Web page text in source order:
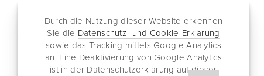
Durch die Nutzung dieser Website erkennen
Sie die Datenschutz- und Cookie-Erklärung
sowie das Tracking mittels Google Analytics
an. Eine Deaktivierung von Google Analytics
ist in der Datenschutzerklärung auf dieser
Facebook
RSS-Feed
Newsletter
Jazz for me